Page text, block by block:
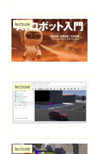
lecture
lecture
lecture